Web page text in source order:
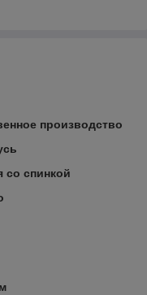
производство
со спинкой